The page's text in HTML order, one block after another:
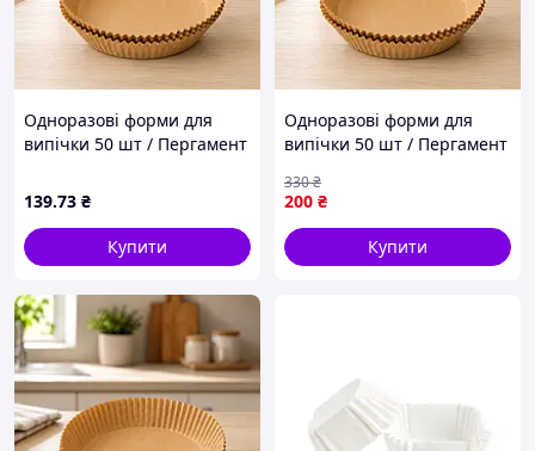
Одноразові форми для
випічки 50 шт / Пергамент
Паперові вкладиші для
аерофритюрниці
139.73 ₴
Купити
Одноразові форми для
випічки 50 шт / Пергамент
Паперові вкладиші для
аерофритюрниці
200 ₴
330₴
Купити